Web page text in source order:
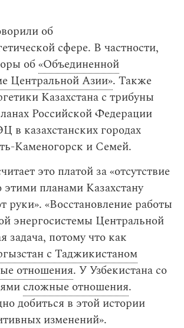
об
сфере. В частности,
об«Объединенной
Центральной Азии». Также
Казахстана с трибуны
Российской Федерации
в казахстанских городах
Каменогорск и Семей.
это платой за «отсутствие
планами Казахстану
руки». «Восстановление работы
энергосистемы Центральной
задача, потому что как
с Таджикистаном
отношения. У Узбекистана со
сложные отношения.
добиться в этой истории
изменений».